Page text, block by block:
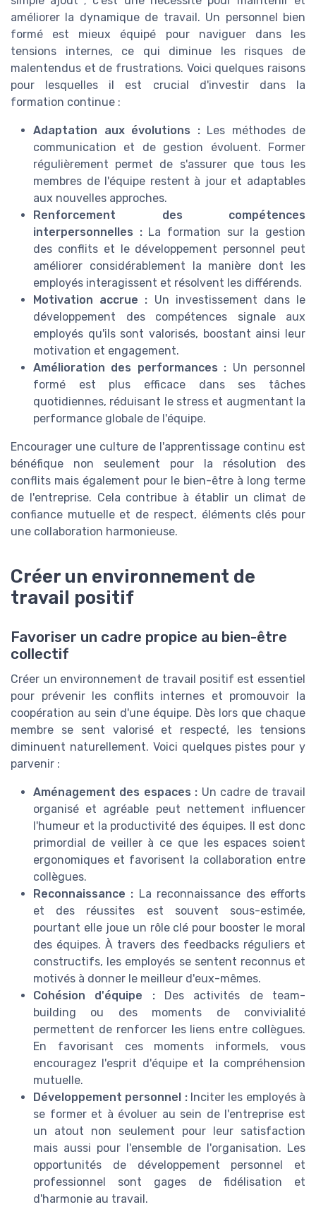
améliorer la dynamique de travail. Un personnel bien
formé est mieux équipé pour naviguer dans les
tensions internes, ce qui diminue les risques de
malentendus et de frustrations. Voici quelques raisons
pour lesquelles il est crucial d'investir dans la
formation continue :
Adaptation aux évolutions :Les méthodes de
communication et de gestion évoluent. Former
régulièrement permet de s'assurer que tous les
membres de l'équipe restent à jour et adaptables
aux nouvelles approches.
Renforcement des compétences
interpersonnelles :La formation sur la gestion
des conflits et le développement personnel peut
améliorer considérablement la manière dont les
employés interagissent et résolvent les différends.
Motivation accrue : Un investissement dans le
développement des compétences signale aux
employés qu'ils sont valorisés, boostant ainsi leur
motivation et engagement.
Amélioration des performances : Un personnel
formé est plus efficace dans ses tâches
quotidiennes, réduisant le stress et augmentant la
performance globale de l'équipe.
Encourager une culture de l'apprentissage continu est
bénéfique non seulement pour la résolution des
conflits mais également pour le bien-être à long terme
de l'entreprise. Cela contribue à établir un climat de
confiance mutuelle et de respect, éléments clés pour
une collaboration harmonieuse.
Créer un environnement de
travail positif
Favoriser un cadre propice au bien-être
collectif
Créer un environnement de travail positif est essentiel
pour prévenir les conflits internes et promouvoir la
coopération au sein d'une équipe. Dès lors que chaque
membre se sent valorisé et respecté, les tensions
diminuent naturellement. Voici quelques pistes pour y
parvenir :
Aménagement des espaces : Un cadre de travail
organisé et agréable peut nettement influencer
l'humeur et la productivité des équipes. Il est donc
primordial de veiller à ce que les espaces soient
ergonomiques et favorisent la collaboration entre
collègues.
Reconnaissance : La reconnaissance des efforts
et des réussites est souvent sous-estimée,
pourtant elle joue un rôle clé pour booster le moral
des équipes. À travers des feedbacks réguliers et
constructifs, les employés se sentent reconnus et
motivés à donner le meilleur d'eux-mêmes.
Cohésion d'équipe :Des activités de team-
building ou des moments de convivialité
permettent de renforcer les liens entre collègues.
En favorisant ces moments informels, vous
encouragez l'esprit d'équipe et la compréhension
mutuelle.
Développement personnel :Inciter les employés à
se former et à évoluer au sein de l'entreprise est
un atout non seulement pour leur satisfaction
mais aussi pour l'ensemble de l'organisation. Les
opportunités de développement personnel et
professionnel sont gages de fidélisation et
d'harmonie au travail.